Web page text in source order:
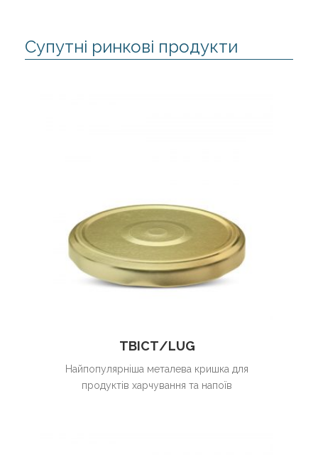
Супутні ринкові продукти
ТВІСТ/LUG
Найпопулярніша металева кришка для
продуктів харчування та напоїв